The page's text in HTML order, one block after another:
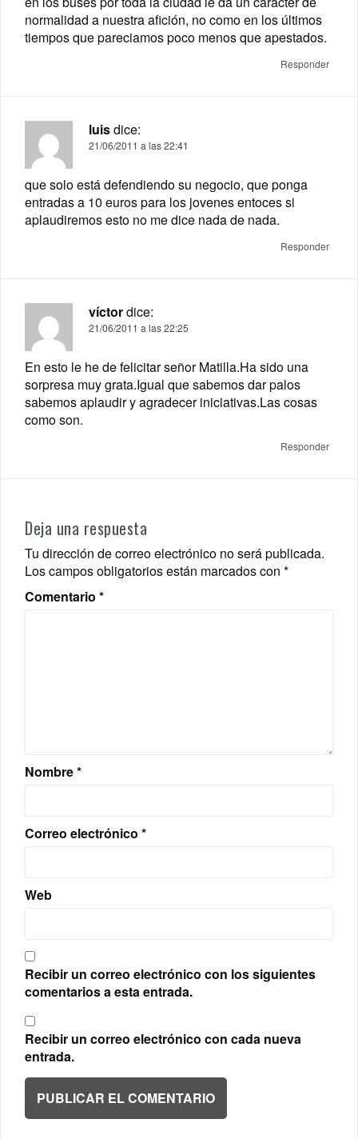
normalidad a nuestra afición, no como en los últimos
tiempos que pareciamos poco menos que apestados.
Responder
luisdice:
21/06/2011 a las 22:41
que solo está defendiendo su negocio, que ponga
entradas a 10 euros para los jovenes entoces si
aplaudiremos esto no me dice nada de nada.
Responder
víctordice:
21/06/2011 a las 22:25
En esto le he de felicitar señor Matilla.Ha sido una
sorpresa muy grata.Igual que sabemos dar palos
sabemos aplaudir y agradecer iniciativas.Las cosas
como son.
Responder
Deja una respuesta
Tu dirección de correo electrónico no será publicada.
Los campos obligatorios están marcados con *
Comentario *
Nombre*
Correo electrónico *
Web
Recibir un correo electrónico con los siguientes
comentarios a esta entrada.
Recibir un correo electrónico con cada nueva
entrada.